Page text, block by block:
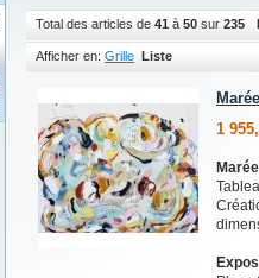
Total des articles de 41 à 50 sur 235
Afficher en: Grille Liste
1